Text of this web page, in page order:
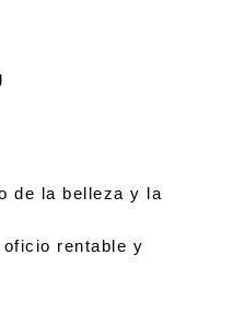
de la belleza y la
rentable y